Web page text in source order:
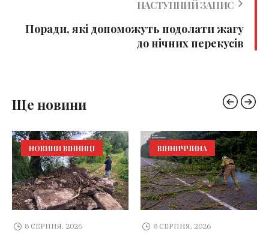
НАСТУПНИЙ ЗАПИС
Поради, які допоможуть подолати жагу
до нічних перекусів
Ще новини
НОВИНИ ВІННИЦІ
8 СЕРПНЯ, 2026
ВІННИЧЧИНА
8 СЕРПНЯ, 2026